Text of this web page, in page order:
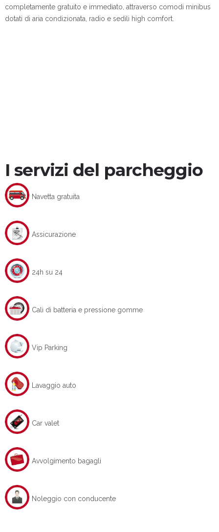
completamente gratuito e immediato, attraverso comodi minibus
dotati di aria condizionata, radio e sedili high comfort.
I servizi del parcheggio
Navetta gratuita
Assicurazione
24h su 24
Cali di batteria e pressione gomme
Vip Parking
Lavaggio auto
Car valet
Avvolgimento bagagli
Noleggio con conducente